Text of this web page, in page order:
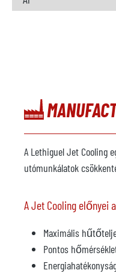
A Lethiguel Jet Cooling
utómunkálatok
A Jet Cooling előnyei
Maximális
Pontos